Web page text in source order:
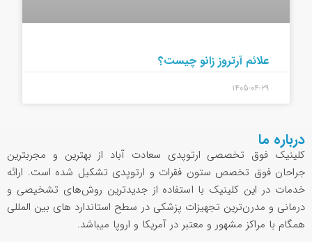
علائم آرتروز زانو چیست؟
۱۴۰۵-۰۴-۲۹
درباره ما
کلینیک فوق تخصصی ارتوپدی سعادت آباد از بهترین و مجربترین
جراحان فوق تخصص ستون فقرات و ارتوپدی تشکیل شده است. ارائه
خدمات در این کلینیک با استفاده از جدیدترین روش‌های تشخیصی و
درمانی و مدرن‌ترین تجهیزات پزشکی در سطح استاندارد های بین المللی
همگام با مراکز مشهور و معتبر در آمریکا و اروپا میباشد.